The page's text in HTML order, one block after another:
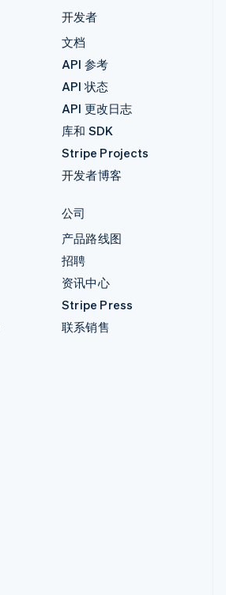
开发者
文档
API 参考
API 状态
API 更改日志
库和 SDK
Stripe Projects
开发者博客
公司
产品路线图
招聘
资讯中心
Stripe Press
联系销售